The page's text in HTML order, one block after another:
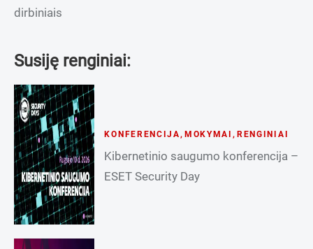
dirbiniais
Susiję renginiai:
KONFERENCIJA , MOKYMAI , RENGINIAI
Kibernetinio saugumo konferencija –
ESET Security Day